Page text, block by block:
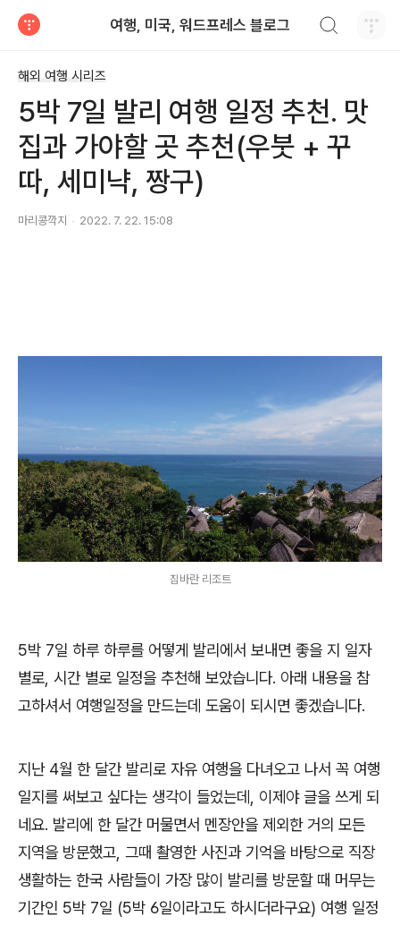
여행, 미국, 워드프레스 블로그
해외 여행 시리즈
5박 7일 발리 여행 일정 추천. 맛
집과 가야할 곳 추천(우붓 + 꾸
따, 세미냑, 짱구)
마리콩깍지 2022. 7. 22. 15:08
짐바란 리조트
5박 7일 하루 하루를 어떻게 발리에서 보내면 좋을 지 일자
별로, 시간 별로 일정을 추천해 보았습니다. 아래 내용을 참
고하셔서 여행일정을 만드는데 도움이 되시면 좋겠습니다.
지난 4월 한 달간 발리로 자유 여행을 다녀오고 나서 꼭 여행
일지를 써보고 싶다는 생각이 들었는데, 이제야 글을 쓰게 되
네요. 발리에 한 달간 머물면서 멘장안을 제외한 거의 모든
지역을 방문했고, 그때 촬영한 사진과 기억을 바탕으로 직장
생활하는 한국 사람들이 가장 많이 발리를 방문할 때 머무는
기간인 5박 7일 (5박 6일이라고도 하시더라구요) 여행 일정